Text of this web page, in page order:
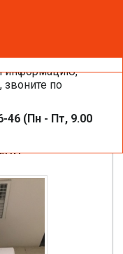
информацию,
звоните по
46 (Пн - Пт, 9.00
на объектах